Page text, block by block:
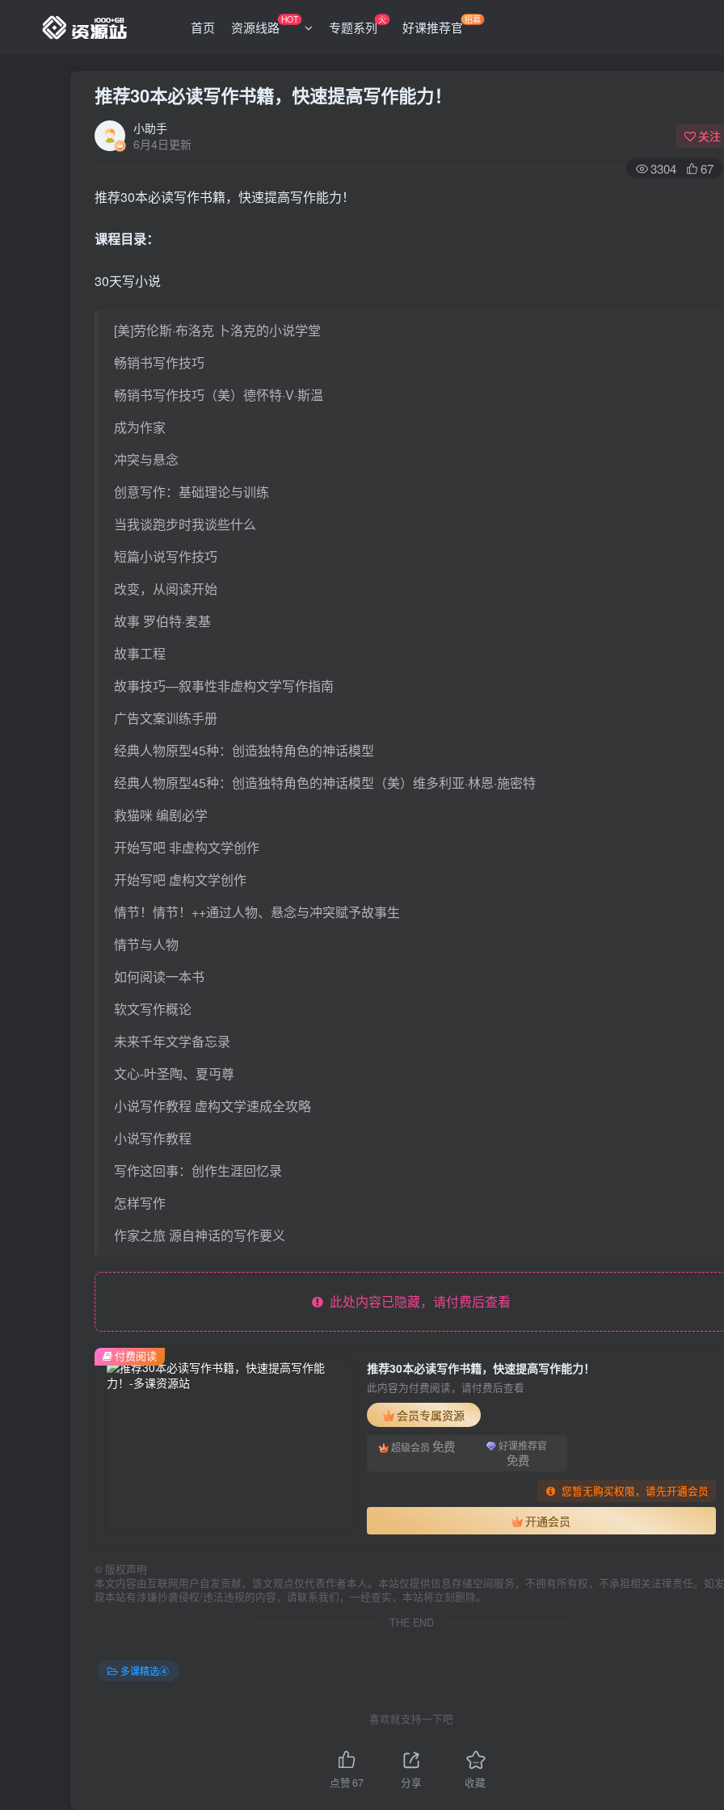
首页 资源线路HOT 专题系列火 好课推荐官招募
推荐30本必读写作书籍，快速提高写作能力！
小助手
6月4日更新
关注
3304 67
推荐30本必读写作书籍，快速提高写作能力！
课程目录：
30天写小说
[美]劳伦斯·布洛克 卜洛克的小说学堂
畅销书写作技巧
畅销书写作技巧（美）德怀特·V·斯温
成为作家
冲突与悬念
创意写作：基础理论与训练
当我谈跑步时我谈些什么
短篇小说写作技巧
改变，从阅读开始
故事 罗伯特·麦基
故事工程
故事技巧—叙事性非虚构文学写作指南
广告文案训练手册
经典人物原型45种：创造独特角色的神话模型
经典人物原型45种：创造独特角色的神话模型（美）维多利亚·林恩·施密特
救猫咪 编剧必学
开始写吧 非虚构文学创作
开始写吧 虚构文学创作
情节！情节！++通过人物、悬念与冲突赋予故事生
情节与人物
如何阅读一本书
软文写作概论
未来千年文学备忘录
文心-叶圣陶、夏丏尊
小说写作教程 虚构文学速成全攻略
小说写作教程
写作这回事：创作生涯回忆录
怎样写作
作家之旅 源自神话的写作要义
此处内容已隐藏，请付费后查看
推荐30本必读写作书籍，快速提高写作能力！
此内容为付费阅读，请付费后查看
会员专属资源
超级会员 免费 好课推荐官
免费
您暂无购买权限，请先开通会员
开通会员
付费阅读
© 版权声明
本文内容由互联网用户自发贡献，该文观点仅代表作者本人。本站仅提供信息存储空间服务，不拥有所有权，不承担相关法律责任。如发
现本站有涉嫌抄袭侵权/违法违规的内容，请联系我们，一经查实，本站将立刻删除。
THE END
多课精选④
喜欢就支持一下吧
点赞67 分享 收藏